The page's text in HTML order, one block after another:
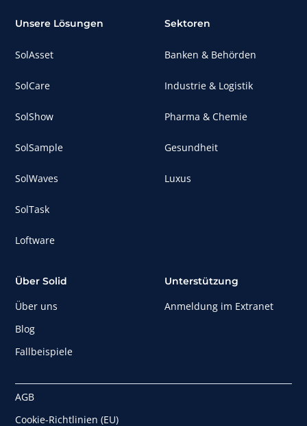
Unsere Lösungen
SolAsset
SolCare
SolShow
SolSample
SolWaves
SolTask
Loftware
Sektoren
Banken & Behörden
Industrie & Logistik
Pharma & Chemie
Gesundheit
Luxus
Über Solid
Über uns
Blog
Fallbeispiele
Unterstützung
Anmeldung im Extranet
AGB
Cookie-Richtlinien (EU)